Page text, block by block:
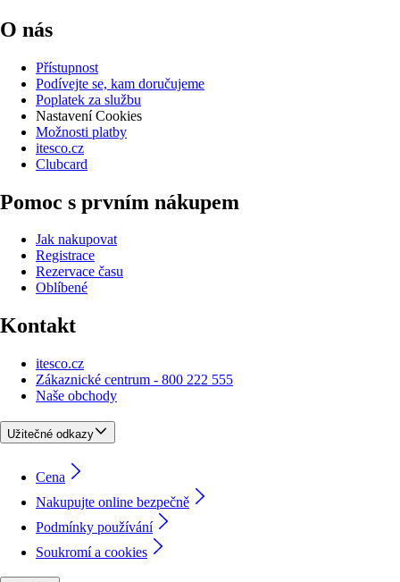
O nás
Přístupnost
Podívejte se, kam doručujeme
Poplatek za službu
Nastavení Cookies
Možnosti platby
itesco.cz
Clubcard
Pomoc s prvním nákupem
Jak nakupovat
Registrace
Rezervace času
Oblíbené
Kontakt
itesco.cz
Zákaznické centrum - 800 222 555
Naše obchody
Užitečné odkazy
Cena
Nakupujte online bezpečně
Podmínky používání
Soukromí a cookies